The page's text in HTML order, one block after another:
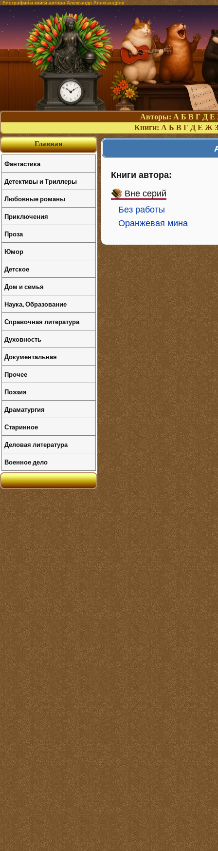
Биография и книги автора Александр Александров
Авторы: А Б В Г Д Е
Книги: А Б В Г Д Е Ж З
Книги автора:
Вне серий
Без работы
Оранжевая мина
Главная
Фантастика
Детективы и Триллеры
Любовные романы
Приключения
Проза
Юмор
Детское
Дом и семья
Наука, Образование
Справочная литература
Духовность
Документальная
Прочее
Поэзия
Драматургия
Старинное
Деловая литература
Военное дело